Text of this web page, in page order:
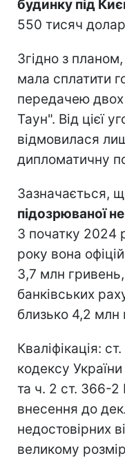
будинку під
550 тисяч
Згідно з
мала сплатити
передачею
Таун". Від цієї
відмовилася
дипломатичну
Зазначається,
підозрюваної
З початку 2024
року вона
3,7 млн гривень,
банківських
близько 4,2 млн
Кваліфікація:
кодексу
та ч. 2 ст. 366-2
внесення до
недостовірних
великому